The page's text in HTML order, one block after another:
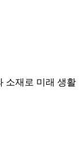
소재로 미래 생활